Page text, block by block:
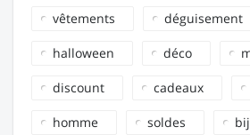
vêtements déguisement
halloween déco
discount cadeaux
homme soldes